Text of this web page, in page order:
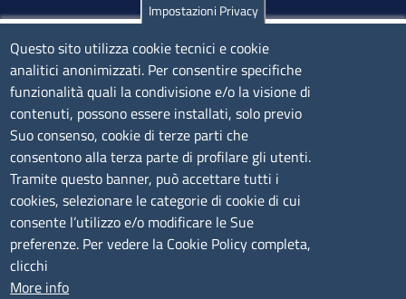
Olbia
Via Nanni 43 - 07026 Olbia
Tel. 0789 66122 | 0789 69580
mail:ufficio.olbia@ss.camcom.it
lunedì al venerdì: 9,00 - 12,00; lunedì pomeriggio: 16,00
- 17,00
CONTATTI
Camera di Commercio, Industria, Artigianato e
Agricoltura di Sassari
Impostazioni Privacy
Questo sito utilizza cookie tecnici e cookie
analitici anonimizzati. Per consentire specifiche
funzionalità quali la condivisione e/o la visione di
contenuti, possono essere installati, solo previo
Suo consenso, cookie di terze parti che
consentono alla terza parte di profilare gli utenti.
Tramite questo banner, può accettare tutti i
cookies, selezionare le categorie di cookie di cui
consente l’utilizzo e/o modificare le Sue
preferenze. Per vedere la Cookie Policy completa,
clicchi
More info